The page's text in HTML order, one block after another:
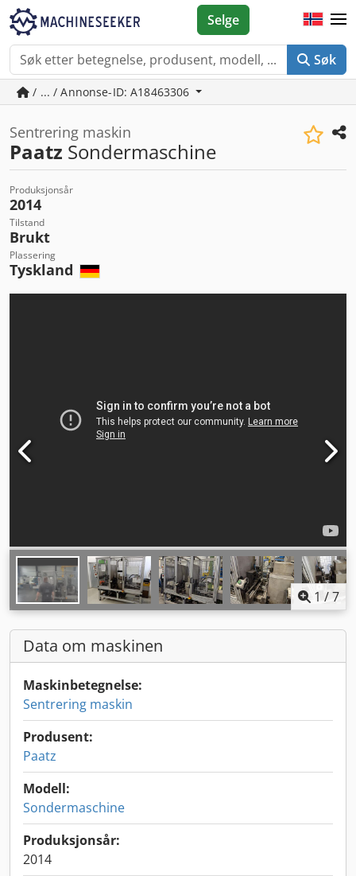
Søk
Selge
/ ... / Annonse-ID: A18463306
Sentrering maskin
Paatz Sondermaschine
Produksjonsår
2014
Tilstand
Brukt
Plassering
Tyskland
1 /7
Data om maskinen
Maskinbetegnelse:
Sentrering maskin
Produsent:
Paatz
Modell:
Sondermaschine
Produksjonsår:
2014